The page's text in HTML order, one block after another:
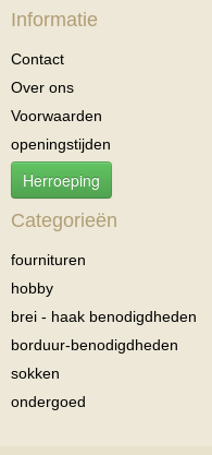
Informatie
Contact
Over ons
Voorwaarden
openingstijden
Herroeping
Categorieën
fournituren
hobby
brei - haak benodigdheden
borduur-benodigdheden
sokken
ondergoed